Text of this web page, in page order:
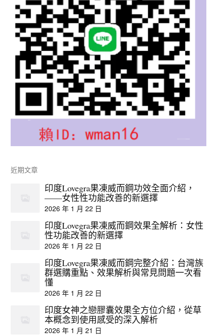
近期文章
印度Lovegra果凍威而鋼功效全面介紹，
——女性性功能改善的新選擇
2026 年 1 月 22 日
印度Lovegra果凍威而鋼效果全解析：女性
性功能改善的新選擇
2026 年 1 月 22 日
印度Lovegra果凍威而鋼完整介紹：台灣族
群選購重點、效果解析與常見問題一次看
懂
2026 年 1 月 22 日
印度女神之戀膠囊效果全方位介紹，從草
本概念到使用感受的深入解析
2026 年 1 月 21 日